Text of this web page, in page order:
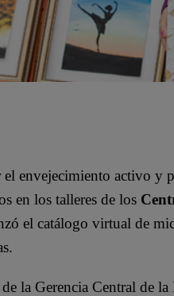
envejecimiento activo y
en los talleres de los
el catálogo virtual de
la Gerencia Central de